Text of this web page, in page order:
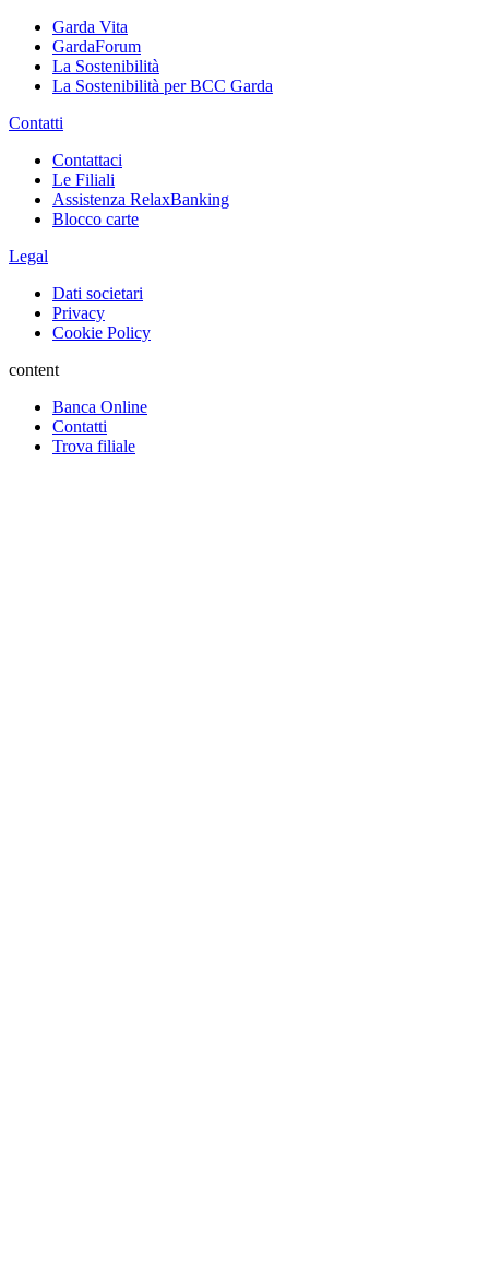
Garda Vita
GardaForum
La Sostenibilità
La Sostenibilità per BCC Garda
Contatti
Contattaci
Le Filiali
Assistenza RelaxBanking
Blocco carte
Legal
Dati societari
Privacy
Cookie Policy
content
Banca Online
Contatti
Trova filiale